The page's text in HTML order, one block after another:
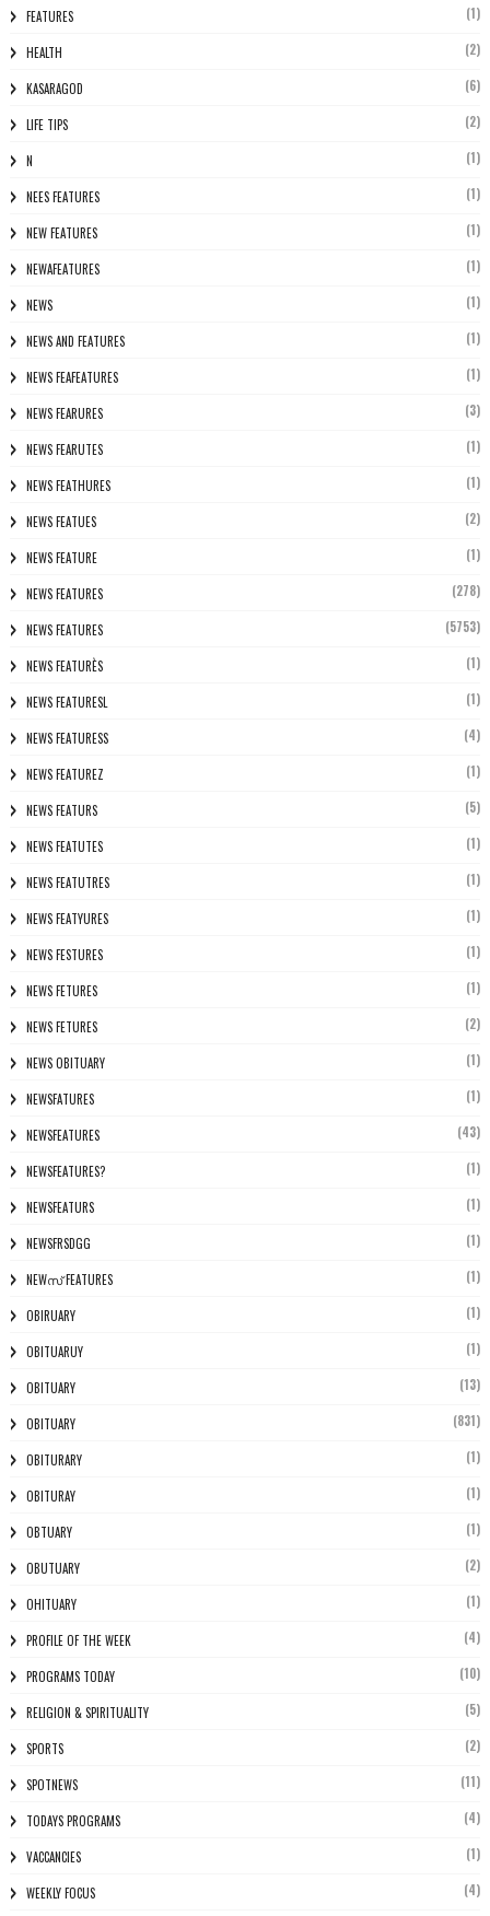
FEATURES (1)
HEALTH (2)
KASARAGOD (6)
LIFE TIPS (2)
N (1)
NEES FEATURES (1)
NEW FEATURES (1)
NEWAFEATURES (1)
NEWS (1)
NEWS AND FEATURES (1)
NEWS FEAFEATURES (1)
NEWS FEARURES (3)
NEWS FEARUTES (1)
NEWS FEATHURES (1)
NEWS FEATUES (2)
NEWS FEATURE (1)
NEWS FEATURES (278)
NEWS FEATURES (5753)
NEWS FEATURÈS (1)
NEWS FEATURESL (1)
NEWS FEATURESS (4)
NEWS FEATUREZ (1)
NEWS FEATURS (5)
NEWS FEATUTES (1)
NEWS FEATUTRES (1)
NEWS FEATYURES (1)
NEWS FESTURES (1)
NEWS FETURES (1)
NEWS FETURES (2)
NEWS OBITUARY (1)
NEWSFATURES (1)
NEWSFEATURES (43)
NEWSFEATURES? (1)
NEWSFEATURS (1)
NEWSFRSDGG (1)
NEWസ് FEATURES (1)
OBIRUARY (1)
OBITUARUY (1)
OBITUARY (13)
OBITUARY (831)
OBITURARY (1)
OBITURAY (1)
OBTUARY (1)
OBUTUARY (2)
OHITUARY (1)
PROFILE OF THE WEEK (4)
PROGRAMS TODAY (10)
RELIGION & SPIRITUALITY (5)
SPORTS (2)
SPOTNEWS (11)
TODAYS PROGRAMS (4)
VACCANCIES (1)
WEEKLY FOCUS (4)